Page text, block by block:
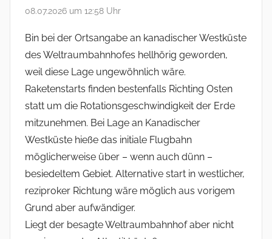
08.07.2026 um 12:58 Uhr
Bin bei der Ortsangabe an kanadischer Westküste
des Weltraumbahnhofes hellhörig geworden,
weil diese Lage ungewöhnlich wäre.
Raketenstarts finden bestenfalls Richting Osten
statt um die Rotationsgeschwindigkeit der Erde
mitzunehmen. Bei Lage an Kanadischer
Westküste hieße das initiale Flugbahn
möglicherweise über – wenn auch dünn –
besiedeltem Gebiet. Alternative start in westlicher,
reziproker Richtung wäre möglich aus vorigem
Grund aber aufwändiger.
Liegt der besagte Weltraumbahnhof aber nicht